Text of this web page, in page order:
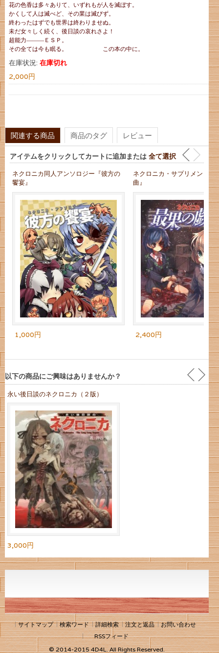
花の色香は多々ありて、いずれもが人を滅ぼす。
かくして人は滅べど、その業は滅びず。
終わったはずでも世界は終わりませぬ。
未だ女々しく続く、後日談の哀れさよ！
超能力―――ＥＳＰ。
その全ては今も眠る。 この本の中に。
在庫状況:在庫切れ
2,000円
関連する商品 商品のタグ レビュー
アイテムをクリックしてカートに追加または 全て選択
ネクロニカ同人アンソロジー『彼方の
饗宴』
1,000円
ネクロニカ・サプリメント『
曲』
2,400円
以下の商品にご興味はありませんか？
永い後日談のネクロニカ（２版）
3,000円
サイトマップ 検索ワード 詳細検索 注文と返品
お問い合わせ
RSSフィード
© 2014-2015 4D4L. All Rights Reserved.